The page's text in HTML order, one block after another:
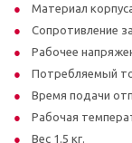
Материал
Сопротивление
Рабочее
Потребляемый
Время подачи
Рабочая
Вес 1.5 кг.